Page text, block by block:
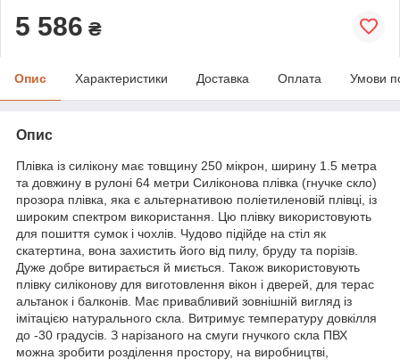
5 586 ₴
Опис Характеристики Доставка Оплата Умови
Опис
Плівка із силікону має товщину 250 мікрон, ширину 1.5 метра
та довжину в рулоні 64 метри Силіконова плівка (гнучке скло)
прозора плівка, яка є альтернативою поліетиленовій плівці, із
широким спектром використання. Цю плівку використовують
для пошиття сумок і чохлів. Чудово підійде на стіл як
скатертина, вона захистить його від пилу, бруду та порізів.
Дуже добре витирається й миється. Також використовують
плівку силіконову для виготовлення вікон і дверей, для терас
альтанок і балконів. Має привабливий зовнішній вигляд із
імітацією натурального скла. Витримує температуру довкілля
до -30 градусів. З нарізаного на смуги гнучкого скла ПВХ
можна зробити розділення простору, на виробництві,